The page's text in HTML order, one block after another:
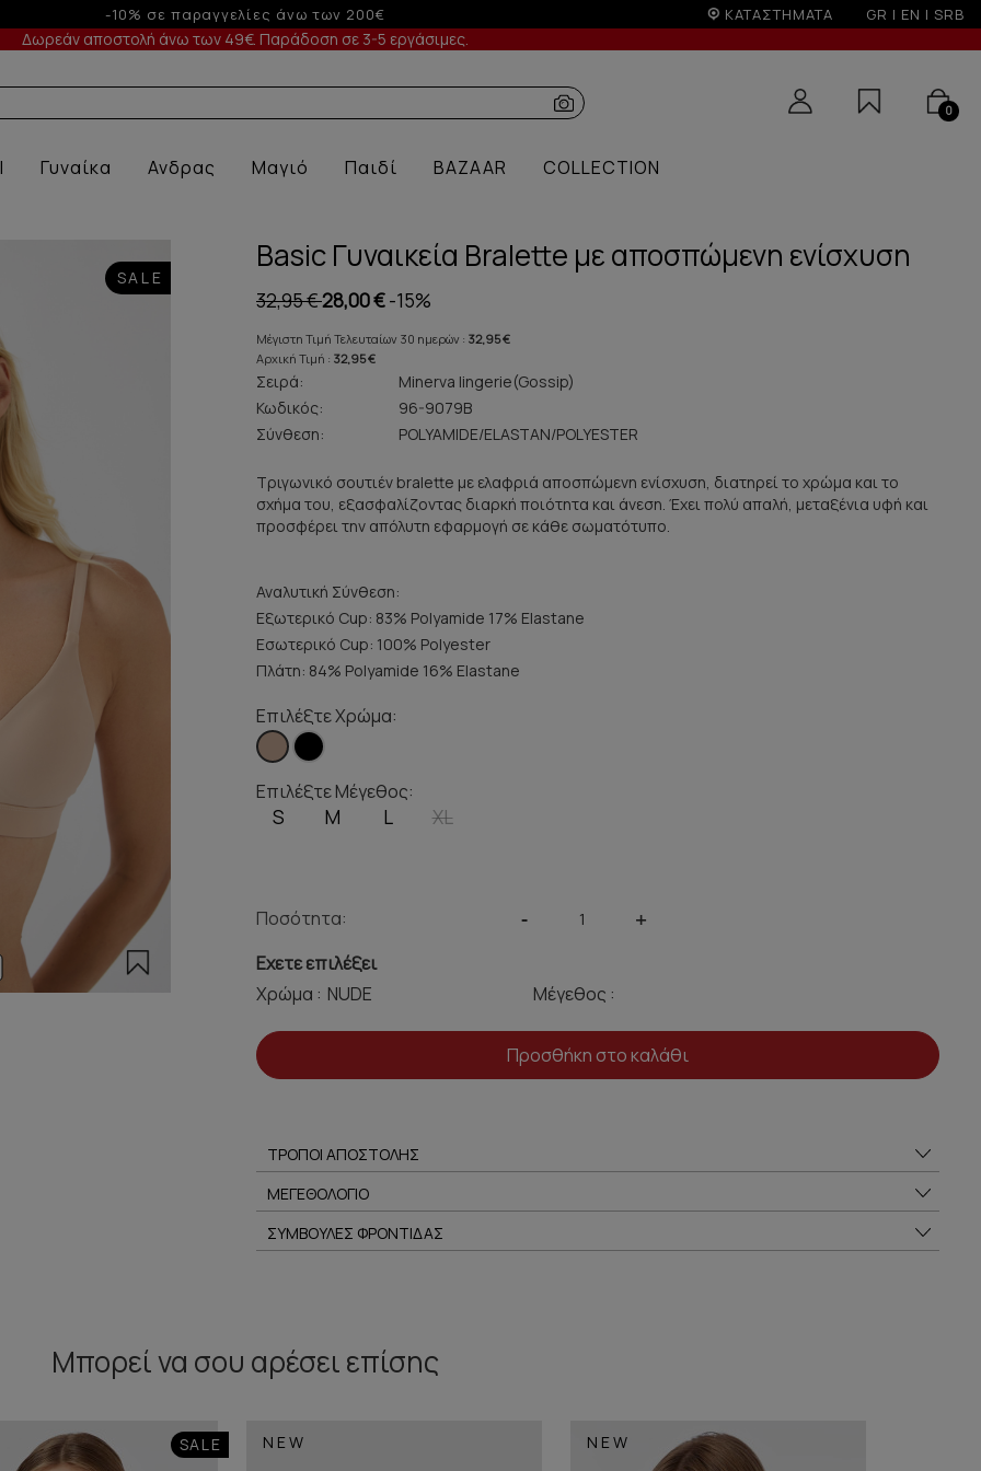
-5% σε παραγγελίες άνω των 200€ σε περίοδο εκπτώσεων ΚΑΤΑΣΤΗΜΑΤΑ GR | EN | SRB
Δωρεάν αποστολή άνω των 49€. Παράδοση σε 3-5 εργάσιμες.
0
Γυναίκα Ανδρας Μαγιό Παιδί BAZAAR COLLECTION
SALE
Basic Γυναικεία Bralette με αποσπώμενη ενίσχυση
32,95 €28,00 €-15%
Μέγιστη Τιμή Τελευταίων 30 ημερών : 32,95 €
Αρχική Τιμή : 32,95 €
Σειρά:
Minerva lingerie(Gossip)
Κωδικός:
96-9079B
Σύνθεση:
POLYAMIDE/ELASTAN/POLYESTER
Τριγωνικό σουτιέν bralette με ελαφριά αποσπώμενη ενίσχυση, διατηρεί το χρώμα και το
σχήμα του, εξασφαλίζοντας διαρκή ποιότητα και άνεση. Έχει πολύ απαλή, μεταξένια υφή και
προσφέρει την απόλυτη εφαρμογή σε κάθε σωματότυπο.
Αναλυτική Σύνθεση:
Εξωτερικό Cup: 83% Polyamide 17% Elastane
Εσωτερικό Cup: 100% Polyester
Πλάτη: 84% Polyamide 16% Elastane
Επιλέξτε Χρώμα:
Επιλέξτε Μέγεθος:
S M L XL
Ποσότητα: - +
Εχετε επιλέξει
Χρώμα :
Μέγεθος :
Προσθήκη στο καλάθι
ΤΡΟΠΟΙ ΑΠΟΣΤΟΛΗΣ
ΜΕΓΕΘΟΛΟΓΙΟ
ΣΥΜΒΟΥΛΕΣ ΦΡΟΝΤΙΔΑΣ
Μπορεί να σου αρέσει επίσης
SALE NEW NEW